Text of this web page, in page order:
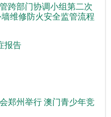
跨部门协调小组第二次
维修防火安全监管流程
报告
郑州举行 澳门青少年竞